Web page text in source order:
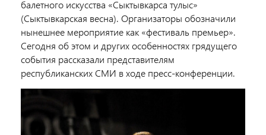
балетного искусства «Сыктывкарса тулыс»
(Сыктывкарская весна). Организаторы обозначили
нынешнее мероприятие как «фестиваль премьер».
Сегодня об этом и других особенностях грядущего
события рассказали представителям
республиканских СМИ в ходе пресс-конференции.